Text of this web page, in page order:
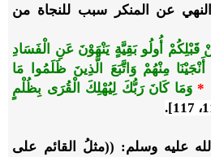
عن المنكر سبب للنجاة من
قَبْلِكُمْ أُولُو بَقِيَّةٍ يَنْهَوْنَ عَنِ الْفَسَادِ
مِنْهُمْ وَاتَّبَعَ الَّذِينَ ظَلَمُوا مَا
*وَمَا كَانَ رَبُّكَ لِيُهْلِكَ الْقُرَى بِظُلْمٍ
عليه وسلم: ((مثلُ القائم على